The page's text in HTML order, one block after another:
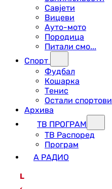
Савјети
Вицеви
Ауто-мото
Породица
Питали смо...
Спорт
Фудбал
Кошарка
Тенис
Остали спортови
Архива
ТВ ПРОГРАМ
ТВ Распоред
Програм
А РАДИО
L